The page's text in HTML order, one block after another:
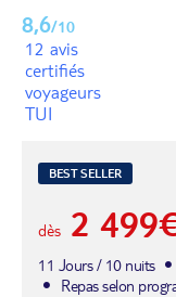
8,6/10
12 avis
certifiés
voyageurs
TUI
BEST SELLER
dès 2
11 Jours / 10 nuits
Repas selon